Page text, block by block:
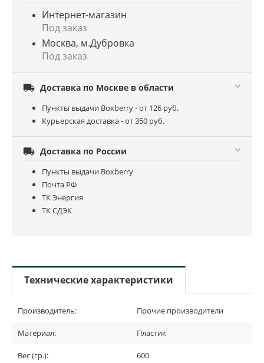
Интернет-магазин
Под заказ
Москва, м.Дубровка
Под заказ
 Доставка по Москве в области
Пункты выдачи Boxberry - от 126 руб.
Курьерская доставка - от 350 руб.
 Доставка по России
Пункты выдачи Boxberry
Почта РФ
ТК Энергия
ТК СДЭК
Технические характеристики
Производитель: Прочие производители
Материал: Пластик
Вес (гр.): 600